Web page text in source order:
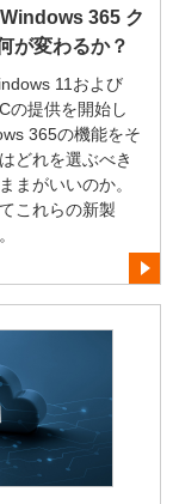
365 ク
が変わるか？
11および
の提供を開始し
365の機能をそ
どれを選ぶべき
まがいいのか。
これらの新製